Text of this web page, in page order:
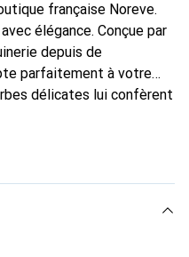
française Noreve.
élégance. Conçue par
depuis de
parfaitement à votre
délicates lui confèrent
Reconnaître
pour une clientèle